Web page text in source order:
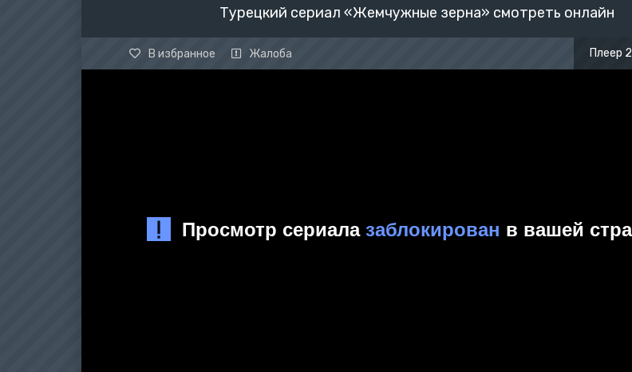
Турецкий сериал «Жемчужные зерна» смотреть онлайн
В избранное Жалоба Плеер 2